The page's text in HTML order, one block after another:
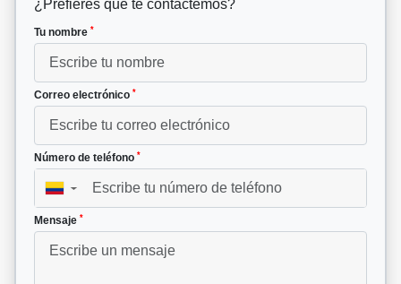
¿Prefieres que te contactemos?
Tu nombre *
Correo electrónico *
Número de teléfono *
▼
Mensaje *